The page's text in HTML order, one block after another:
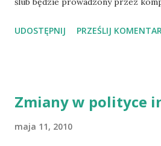
śmiać czy potraktować to zupełnie
UDOSTĘPNIJ PRZEŚLIJ
Zmiany w polityce
maja 11, 2010